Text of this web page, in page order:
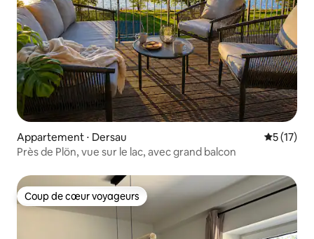
Appartement ⋅ Dersau
5 (17)
Près de Plön, vue sur le lac, avec grand balcon
Coup de cœur voyageurs
Coup de cœur voyageurs